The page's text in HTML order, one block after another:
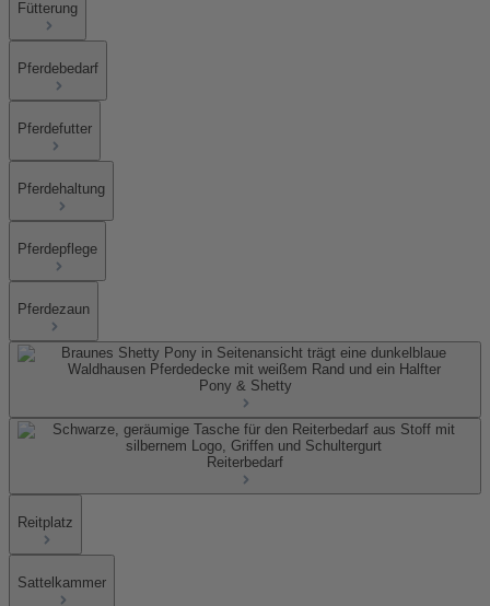
Fütterung
Pferdebedarf
Pferdefutter
Pferdehaltung
Pferdepflege
Pferdezaun
Pony & Shetty
Reiterbedarf
Reitplatz
Sattelkammer